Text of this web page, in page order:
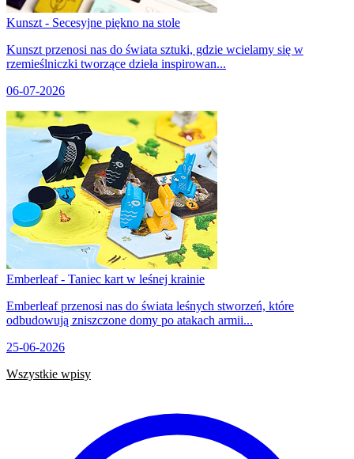
Kunszt - Secesyjne piękno na stole
Kunszt przenosi nas do świata sztuki, gdzie wcielamy się w
rzemieślniczki tworzące dzieła inspirowan...
06-07-2026
Emberleaf - Taniec kart w leśnej krainie
Emberleaf przenosi nas do świata leśnych stworzeń, które
odbudowują zniszczone domy po atakach armii...
25-06-2026
Wszystkie wpisy